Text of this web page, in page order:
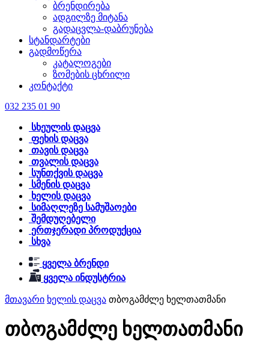
ბრენდირება
ადგილზე მიტანა
გადაცვლა-დაბრუნება
სტანდარტები
გადმოწერა
კატალოგები
ზომების ცხრილი
კონტაქტი
032 235 01 90
სხეულის დაცვა
ფეხის დაცვა
თავის დაცვა
თვალის დაცვა
სუნთქვის დაცვა
სმენის დაცვა
ხელის დაცვა
სიმაღლეზე სამუშაოები
შემდუღებელი
ერთჯერადი პროდუქცია
სხვა
ყველა ბრენდი
ყველა ინდუსტრია
მთავარი ხელის დაცვა თბოგამძლე ხელთათმანი
თბოგამძლე ხელთათმანი